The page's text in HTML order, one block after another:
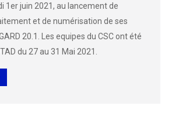
1er juin 2021, au lancement de
et de numérisation de ses
20.1. Les equipes du CSC ont été
du 27 au 31 Mai 2021.